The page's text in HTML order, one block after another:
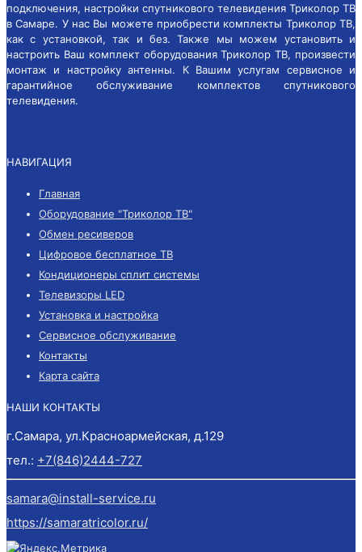
подключения, настройки спутникового телевидения Триколор ТВ
в Самаре. У нас Вы можете приобрести комплекты Триколор ТВ,
как с установкой, так и без. Также мы можем установить и
настроить Ваш комплект оборудования Триколор ТВ, произвести
монтаж и настройку антенны. К Вашим услугам сервисное и
гарантийное обслуживание комплектов спутникового
телевидения.
НАВИГАЦИЯ
Главная
Оборудование "Триколор ТВ"
Обмен ресиверов
Цифровое бесплатное ТВ
Кондиционеры сплит системы
Телевизоры LED
Установка и настройка
Сервисное обслуживание
Контакты
Карта сайта
НАШИ КОНТАКТЫ
г.Самара, ул.Красноармейская, д.129
тел.: +7(846)2444-727
samara@install-service.ru
https://samaratricolor.ru/